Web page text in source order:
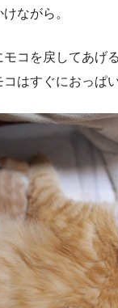
ながら。
モコを戻してあげ
はすぐにおっぱ